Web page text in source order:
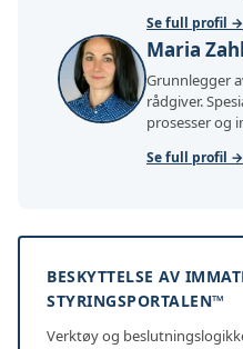
Se full profil →
Maria
Grunnlegger
rådgiver.
prosesser og
Se full profil →
BESKYTTELSE AV
STYRINGSPORTALEN™
Verktøy og